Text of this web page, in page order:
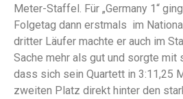
Meter-Staffel. Für „Germany 1“
Folgetag dann erstmals im
dritter Läufer machte er auch im
Sache mehr als gut und sorgte mit
dass sich sein Quartett in 3:11,25
zweiten Platz direkt hinter den